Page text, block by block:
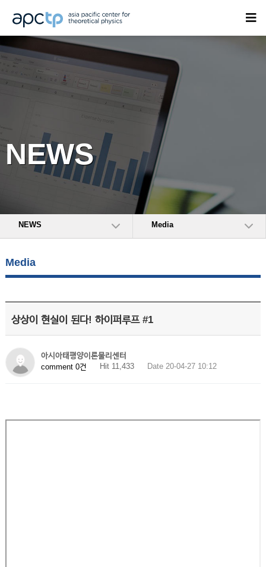
NEWS
NEWS Media
Media
상상이 현실이 된다! 하이퍼루프 #1
아시아태평양이론물리센터
comment 0건
Hit 11,433 Date 20-04-27 10:12